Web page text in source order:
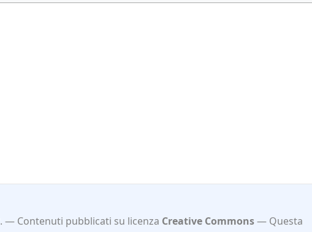
Contenuti pubblicati su licenza Creative Commons
Questa